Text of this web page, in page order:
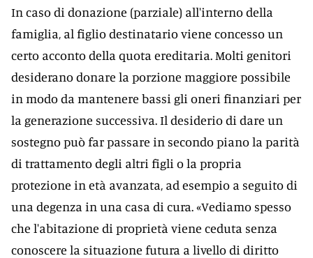
In caso di donazione (parziale) all'interno della
famiglia, al figlio destinatario viene concesso un
certo acconto della quota ereditaria. Molti genitori
desiderano donare la porzione maggiore possibile
in modo da mantenere bassi gli oneri finanziari per
la generazione successiva. Il desiderio di dare un
sostegno può far passare in secondo piano la parità
di trattamento degli altri figli o la propria
protezione in età avanzata, ad esempio a seguito di
una degenza in una casa di cura. «Vediamo spesso
che l'abitazione di proprietà viene ceduta senza
conoscere la situazione futura a livello di diritto